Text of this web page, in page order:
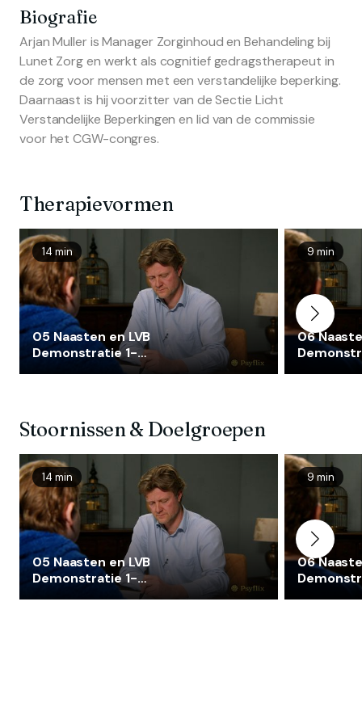
Biografie
Arjan Muller is Manager Zorginhoud en Behandeling bij
Lunet Zorg en werkt als cognitief gedragstherapeut in
de zorg voor mensen met een verstandelijke beperking.
Daarnaast is hij voorzitter van de Sectie Licht
Verstandelijke Beperkingen en lid van de commissie
voor het CGW-congres.
Therapievormen
14 min
05 Naasten en LVB
Demonstratie 1-
Samenwerken tijdens de
9 min
06
Stoornissen & Doelgroepen
14 min
05 Naasten en LVB
Demonstratie 1-
Samenwerken tijdens de
9 min
06